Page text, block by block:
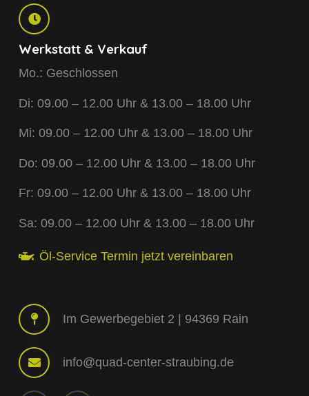
Werkstatt & Verkauf
Mo.: Geschlossen
Di: 09.00 – 12.00 Uhr & 13.00 – 18.00 Uhr
Mi: 09.00 – 12.00 Uhr & 13.00 – 18.00 Uhr
Do: 09.00 – 12.00 Uhr & 13.00 – 18.00 Uhr
Fr: 09.00 – 12.00 Uhr & 13.00 – 18.00 Uhr
Sa: 09.00 – 12.00 Uhr & 13.00 – 18.00 Uhr
Öl-Service Termin jetzt vereinbaren
Im Gewerbegebiet 2 | 94369 Rain
info@quad-center-straubing.de